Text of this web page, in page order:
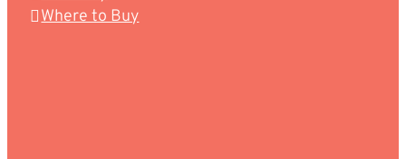
Where to Buy